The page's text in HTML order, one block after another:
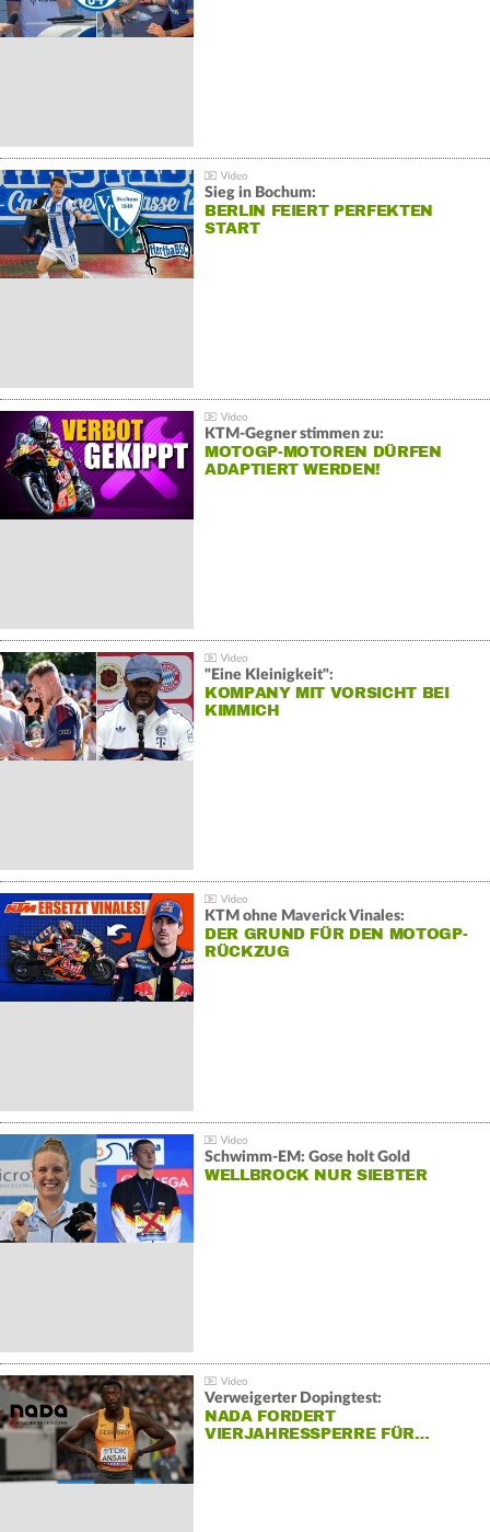
Sieg in Bochum:
BERLIN FEIERT PERFEKTEN
START
KTM-Gegner stimmen zu:
MOTOGP-MOTOREN DÜRFEN
ADAPTIERT WERDEN!
"Eine Kleinigkeit":
KOMPANY MIT VORSICHT BEI
KIMMICH
KTM ohne Maverick Vinales:
DER GRUND FÜR DEN MOTOGP-
RÜCKZUG
Schwimm-EM: Gose holt Gold
WELLBROCK NUR SIEBTER
Verweigerter Dopingtest:
NADA FORDERT
VIERJAHRESSPERRE FÜR…